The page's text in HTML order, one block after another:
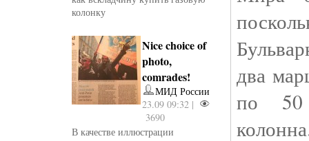
колонку
Nice choice of
photo,
comrades!
МИД России
23.09 09:32 |
3690
В качестве иллюстрации
два
по 50